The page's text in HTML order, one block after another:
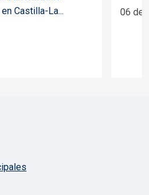
Castilla-La...
06 de
iconos